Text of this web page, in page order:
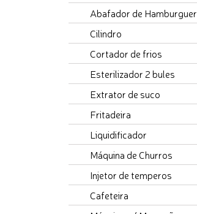
Abafador de Hamburguer
Cilindro
Cortador de frios
Esterilizador 2 bules
Extrator de suco
Fritadeira
Liquidificador
Máquina de Churros
Injetor de temperos
Cafeteira